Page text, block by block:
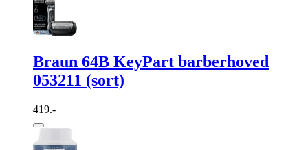
Braun 64B KeyPart barberhoved
053211 (sort)
419.-